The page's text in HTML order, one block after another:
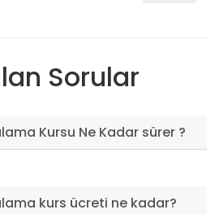
Sorular
Kursu Ne Kadar sürer ?
kurs ücreti ne kadar?